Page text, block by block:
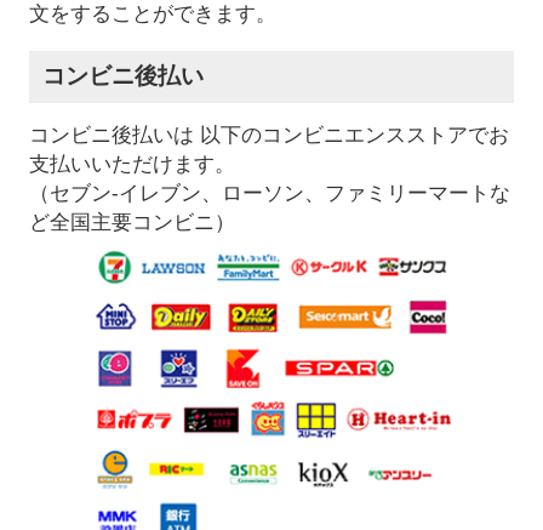
文をすることができます。
コンビニ後払い
コンビニ後払いは 以下のコンビニエンスストアでお
支払いいただけます。
（セブン-イレブン、ローソン、ファミリーマートな
ど全国主要コンビニ）